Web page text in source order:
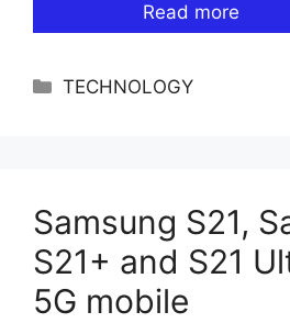
Read more
Categories
TECHNOLOGY
Samsung S21,
S21+ and S21
5G mobile